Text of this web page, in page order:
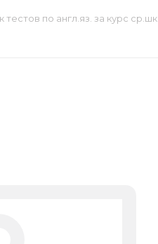
тестов по англ.яз. за курс ср.шк